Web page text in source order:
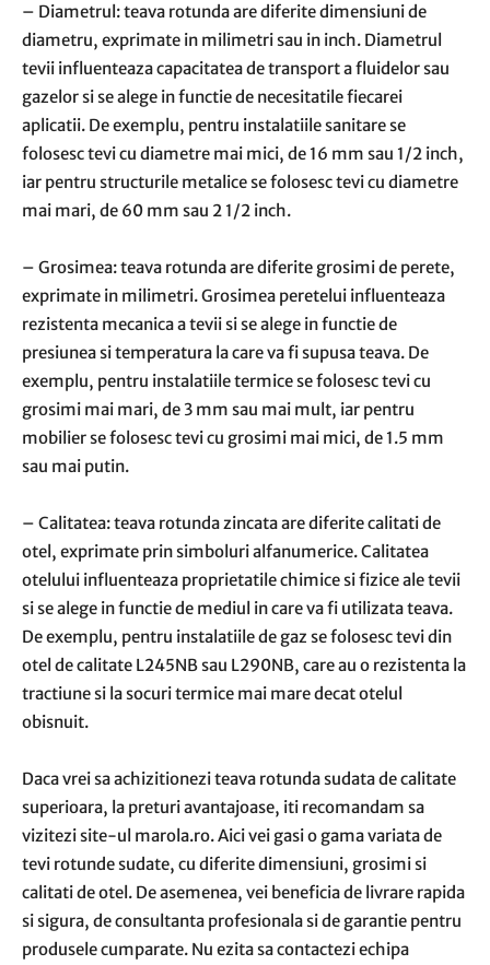
– Diametrul: teava rotunda are diferite dimensiuni de
diametru, exprimate in milimetri sau in inch. Diametrul
tevii influenteaza capacitatea de transport a fluidelor sau
gazelor si se alege in functie de necesitatile fiecarei
aplicatii. De exemplu, pentru instalatiile sanitare se
folosesc tevi cu diametre mai mici, de 16 mm sau 1/2 inch,
iar pentru structurile metalice se folosesc tevi cu diametre
mai mari, de 60 mm sau 2 1/2 inch.
– Grosimea: teava rotunda are diferite grosimi de perete,
exprimate in milimetri. Grosimea peretelui influenteaza
rezistenta mecanica a tevii si se alege in functie de
presiunea si temperatura la care va fi supusa teava. De
exemplu, pentru instalatiile termice se folosesc tevi cu
grosimi mai mari, de 3 mm sau mai mult, iar pentru
mobilier se folosesc tevi cu grosimi mai mici, de 1.5 mm
sau mai putin.
– Calitatea: teava rotunda zincata are diferite calitati de
otel, exprimate prin simboluri alfanumerice. Calitatea
otelului influenteaza proprietatile chimice si fizice ale tevii
si se alege in functie de mediul in care va fi utilizata teava.
De exemplu, pentru instalatiile de gaz se folosesc tevi din
otel de calitate L245NB sau L290NB, care au o rezistenta la
tractiune si la socuri termice mai mare decat otelul
obisnuit.
Daca vrei sa achizitionezi teava rotunda sudata de calitate
superioara, la preturi avantajoase, iti recomandam sa
vizitezi site-ul marola.ro. Aici vei gasi o gama variata de
tevi rotunde sudate, cu diferite dimensiuni, grosimi si
calitati de otel. De asemenea, vei beneficia de livrare rapida
si sigura, de consultanta profesionala si de garantie pentru
produsele cumparate. Nu ezita sa contactezi echipa